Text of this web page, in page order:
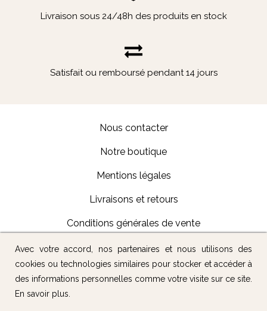
Livraison sous 24/48h des produits en stock
Satisfait ou remboursé pendant 14 jours
Nous contacter
Notre boutique
Mentions légales
Livraisons et retours
Conditions générales de vente
Suivez-nous :
Avec votre accord, nos partenaires et nous utilisons des
cookies ou technologies similaires pour stocker et accéder à
des informations personnelles comme votre visite sur ce site.
En savoir plus